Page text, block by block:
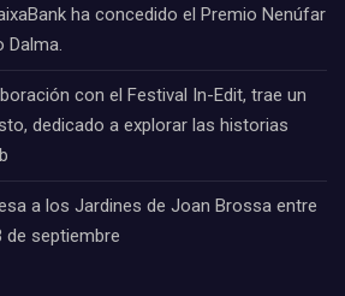
ha concedido el Premio Nenúfar
Dalma.
con el Festival In-Edit, trae un
dedicado a explorar las historias
a los Jardines de Joan Brossa entre
de septiembre